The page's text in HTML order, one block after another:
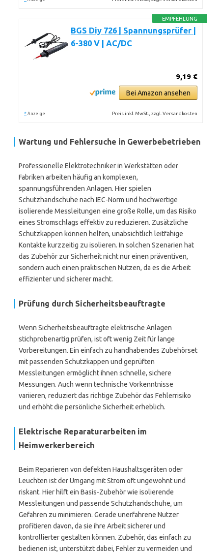
EMPFEHLUNG
BGS Diy 726 | Spannungsprüfer |
6-380 V | AC/DC
9,19 €
Bei Amazon ansehen
* Anzeige Preis inkl. MwSt., zzgl. Versandkosten
Wartung und Fehlersuche in Gewerbebetrieben
Professionelle Elektrotechniker in Werkstätten oder
Fabriken arbeiten häufig an komplexen,
spannungsführenden Anlagen. Hier spielen
Schutzhandschuhe nach IEC-Norm und hochwertige
isolierende Messleitungen eine große Rolle, um das Risiko
eines Stromschlags effektiv zu reduzieren. Zusätzliche
Schutzkappen können helfen, unabsichtlich leitfähige
Kontakte kurzzeitig zu isolieren. In solchen Szenarien hat
das Zubehör zur Sicherheit nicht nur einen präventiven,
sondern auch einen praktischen Nutzen, da es die Arbeit
effizienter und sicherer macht.
Prüfung durch Sicherheitsbeauftragte
Wenn Sicherheitsbeauftragte elektrische Anlagen
stichprobenartig prüfen, ist oft wenig Zeit für lange
Vorbereitungen. Ein einfach zu handhabendes Zubehörset
mit passenden Schutzkappen und geprüften
Messleitungen ermöglicht ihnen schnelle, sichere
Messungen. Auch wenn technische Vorkenntnisse
variieren, reduziert das richtige Zubehör das Fehlerrisiko
und erhöht die persönliche Sicherheit erheblich.
Elektrische Reparaturarbeiten im
Heimwerkerbereich
Beim Reparieren von defekten Haushaltsgeräten oder
Leuchten ist der Umgang mit Strom oft ungewohnt und
riskant. Hier hilft ein Basis-Zubehör wie isolierende
Messleitungen und passende Schutzhandschuhe, um
Gefahren zu minimieren. Gerade unerfahrene Nutzer
profitieren davon, da sie ihre Arbeit sicherer und
kontrollierter gestalten können. Zubehör, das einfach zu
bedienen ist, unterstützt dabei, Fehler zu vermeiden und